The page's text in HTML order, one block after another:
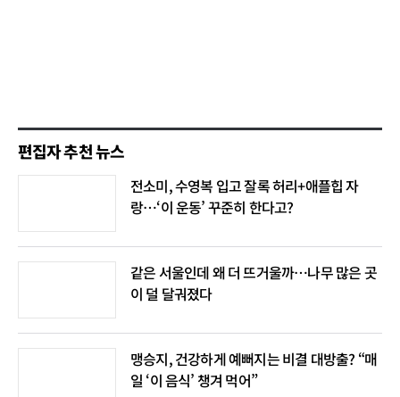
편집자 추천 뉴스
전소미, 수영복 입고 잘록 허리+애플힙 자
랑…‘이 운동’ 꾸준히 한다고?
같은 서울인데 왜 더 뜨거울까…나무 많은 곳
이 덜 달궈졌다
맹승지, 건강하게 예뻐지는 비결 대방출? “매
일 ‘이 음식’ 챙겨 먹어”